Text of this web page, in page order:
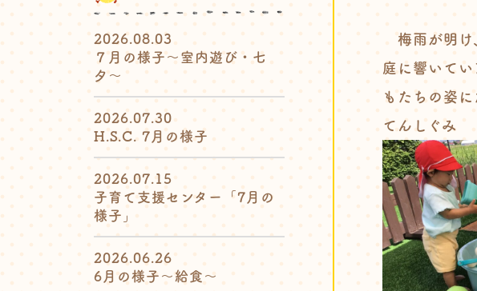
梅雨が明け
庭に響いて
もたちの姿に
てんしぐみ
2026.08.03
７月の様子〜室内遊び・七
夕〜
2026.07.30
H.S.C. 7月の様子
2026.07.15
子育て支援センター「7月の
様子」
2026.06.26
6月の様子〜給食〜